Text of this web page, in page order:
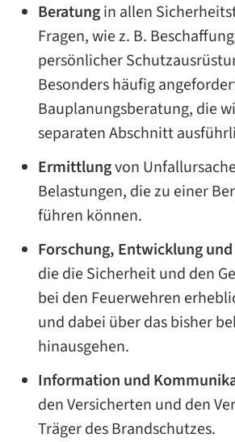
Beratungin allen
Fragen, wie z. B.
persönlicher
Besonders häufig
Bauplanungsberatung, die
separaten Abschnitt
Ermittlungvon
Belastungen, die zu einer
führen können.
Forschung, Entwicklung
die die Sicherheit und den
bei den Feuerwehren
und dabei über das bisher
hinausgehen.
Information und
den Versicherten und den
Träger des Brandschutzes.